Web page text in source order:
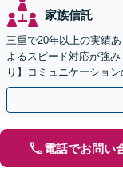
家族信託
三重で20年以上の実績
よるスピード対応が強
り】コミュニケーショ
して尽力します【完全
電話でお問い